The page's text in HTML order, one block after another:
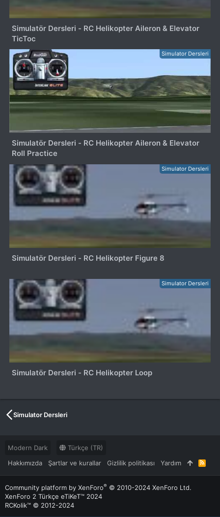
Simulatör Dersleri - RC Helikopter Aileron & Elevator
TicToc
Simulator Dersleri
Simulatör Dersleri - RC Helikopter Aileron & Elevator
Roll Practice
Simulator Dersleri
Simulatör Dersleri - RC Helikopter Figure 8
Simulator Dersleri
Simulatör Dersleri - RC Helikopter Loop
Simulator Dersleri
Modern Dark
Türkçe (TR)
Hakkımızda
Şartlar ve kurallar Gizlilik politikası Yardım
R
S
Community platform by XenForo® © 2010-2024 XenForo Ltd.
XenForo 2 Türkçe eTiKeT™ 2024
RCKolik™ © 2012-2024